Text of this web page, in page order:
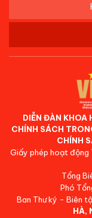
DIỄN ĐÀN KHOA
CHÍNH SÁCH
CHÍNH
Giấy phép hoạt
Tổng
Phó
Ban Thư ký - Biên
HÀ,